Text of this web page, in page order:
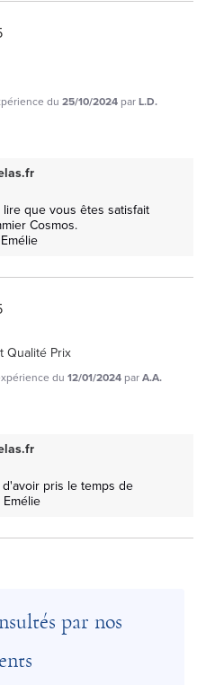
du 25/10/2024 parL.D.
que vous êtes satisfait
Cosmos.
Qualité Prix
du 12/01/2024 parA.A.
pris le temps de
par nos